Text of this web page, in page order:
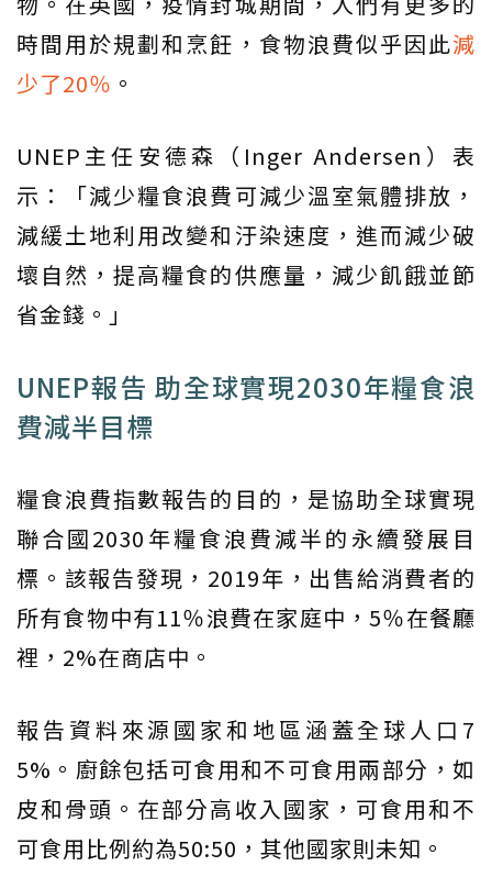
時間用於規劃和烹飪，食物浪費似乎因此減
少了20％ 。
UNEP主任安德森（Inger Andersen）表
示：「減少糧食浪費可減少溫室氣體排放，
減緩土地利用改變和汙染速度，進而減少破
壞自然，提高糧食的供應量，減少飢餓並節
省金錢。」
UNEP報告 助全球實現2030年糧食浪
費減半目標
糧食浪費指數報告的目的，是協助全球實現
聯合國2030年糧食浪費減半的永續發展目
標。該報告發現，2019年，出售給消費者的
所有食物中有11％浪費在家庭中，5％在餐廳
裡，2%在商店中。
報告資料來源國家和地區涵蓋全球人口7
5%。廚餘包括可食用和不可食用兩部分，如
皮和骨頭。在部分高收入國家，可食用和不
可食用比例約為50:50，其他國家則未知。